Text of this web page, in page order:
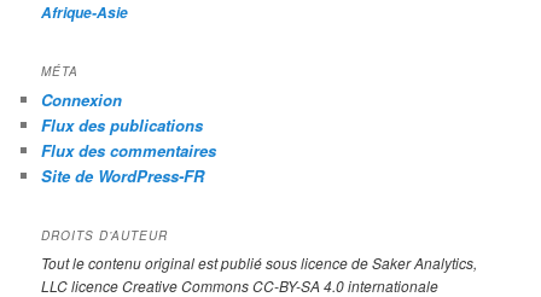
Afrique-Asie
MÉTA
Connexion
Flux des publications
Flux des commentaires
Site de WordPress-FR
DROITS D’AUTEUR
Tout le contenu original est publié sous licence de Saker Analytics,
LLC licence Creative Commons CC-BY-SA 4.0 internationale